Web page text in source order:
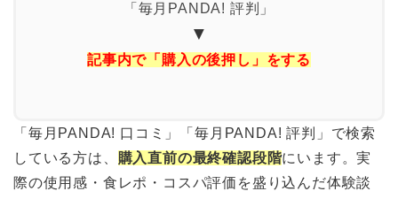
「毎月PANDA! 評判」
▼
記事内で「購入の後押し」をする
「毎月PANDA! 口コミ」「毎月PANDA! 評判」で検索
している方は、 購入直前の最終確認段階にいます。実
際の使用感・食レポ・コスパ評価を盛り込んだ体験談